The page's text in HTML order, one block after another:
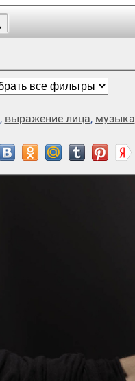
, выражение лица, музыка